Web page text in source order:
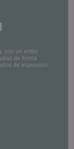
con un estilo
de forma
de impresión